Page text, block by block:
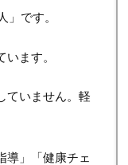
です。
ます。
ていません。軽
導」「健康チェ